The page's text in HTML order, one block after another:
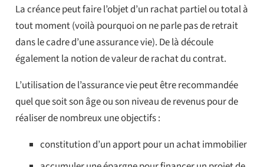
La créance peut faire l’objet d’un rachat partiel ou total à
tout moment (voilà pourquoi on ne parle pas de retrait
dans le cadre d’une assurance vie). De là découle
également la notion de valeur de rachat du contrat.
L’utilisation de l’assurance vie peut être recommandée
quel que soit son âge ou son niveau de revenus pour de
réaliser de nombreux une objectifs :
constitution d’un apport pour un achat immobilier